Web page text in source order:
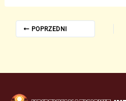
POPRZEDNI